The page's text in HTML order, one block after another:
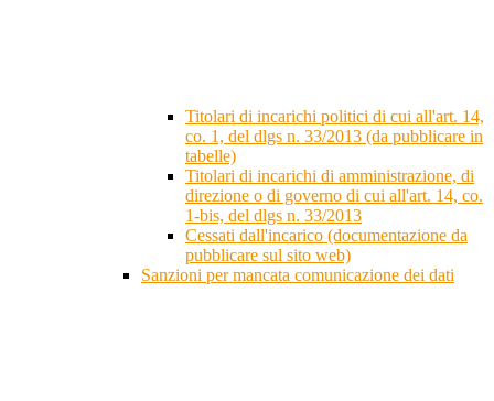
Titolari di incarichi politici di cui all'art. 14,
co. 1, del dlgs n. 33/2013 (da pubblicare in
tabelle)
Titolari di incarichi di amministrazione, di
direzione o di governo di cui all'art. 14, co.
1-bis, del dlgs n. 33/2013
Cessati dall'incarico (documentazione da
pubblicare sul sito web)
Sanzioni per mancata comunicazione dei dati